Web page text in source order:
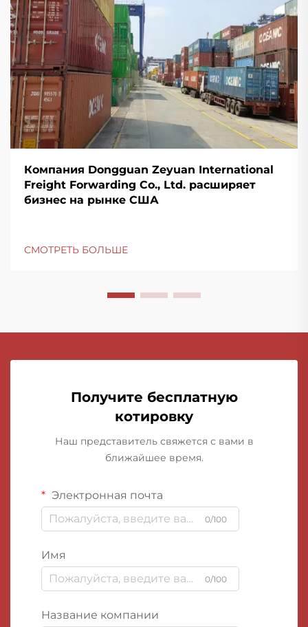
Компания Dongguan Zeyuan International
Freight Forwarding Co., Ltd. расширяет
бизнес на рынке США
СМОТРЕТЬ БОЛЬШЕ
Получите бесплатную
котировку
Наш представитель свяжется с вами в
ближайшее время.
Электронная почта
0/100
Имя
0/100
Название компании